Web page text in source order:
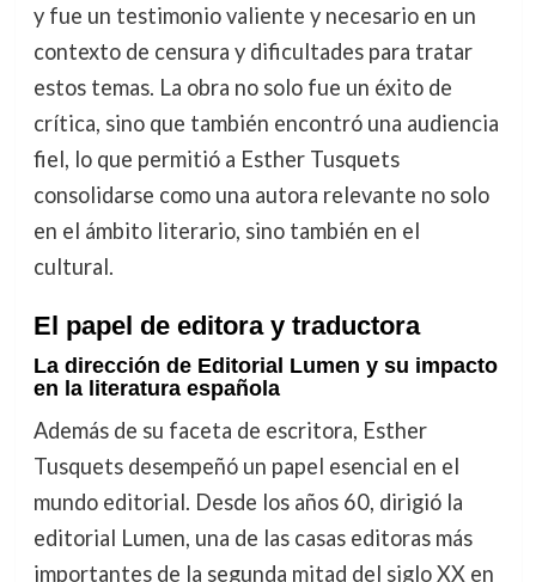
y fue un testimonio valiente y necesario en un
contexto de censura y dificultades para tratar
estos temas. La obra no solo fue un éxito de
crítica, sino que también encontró una audiencia
fiel, lo que permitió a Esther Tusquets
consolidarse como una autora relevante no solo
en el ámbito literario, sino también en el
cultural.
El papel de editora y traductora
La dirección de Editorial Lumen y su impacto
en la literatura española
Además de su faceta de escritora, Esther
Tusquets desempeñó un papel esencial en el
mundo editorial. Desde los años 60, dirigió la
editorial Lumen, una de las casas editoras más
importantes de la segunda mitad del siglo XX en